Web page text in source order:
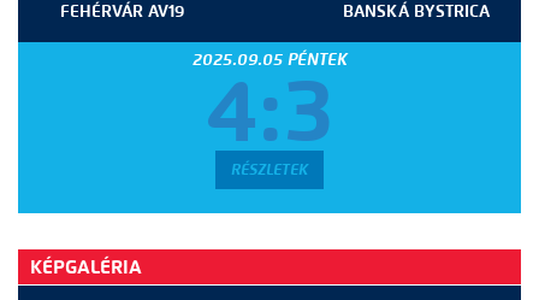
FEHÉRVÁR AV19 BANSKÁ BYSTRICA
2025.09.05 PÉNTEK
4:3
RÉSZLETEK
KÉPGALÉRIA